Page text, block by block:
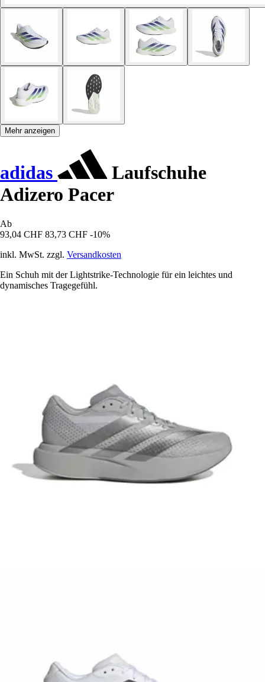
Mehr anzeigen
adidas
Laufschuhe
Adizero Pacer
Ab
93,04 CHF 83,73 CHF -10%
inkl. MwSt. zzgl. Versandkosten
Ein Schuh mit der Lightstrike-Technologie für ein leichtes und
dynamisches Tragegefühl.